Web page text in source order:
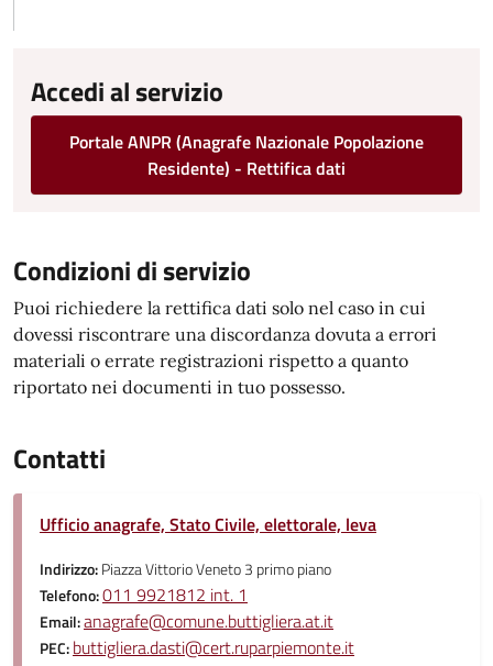
Accedi al servizio
Portale ANPR (Anagrafe Nazionale Popolazione
Residente) - Rettifica dati
Condizioni di servizio
Puoi richiedere la rettifica dati solo nel caso in cui
dovessi riscontrare una discordanza dovuta a errori
materiali o errate registrazioni rispetto a quanto
riportato nei documenti in tuo possesso.
Contatti
Ufficio anagrafe, Stato Civile, elettorale, leva
Indirizzo:Piazza Vittorio Veneto 3 primo piano
Telefono:011 9921812 int. 1
Email:anagrafe@comune.buttigliera.at.it
PEC:buttigliera.dasti@cert.ruparpiemonte.it